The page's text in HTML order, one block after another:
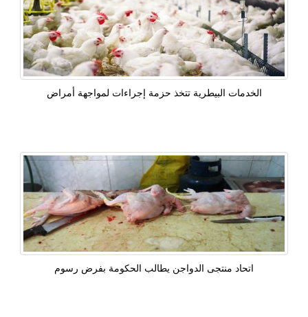
الخدمات البيطرية تتخذ حزمة إجراءات لمواجهة أمراض
اتحاد منتجى الدواجن يطالب الحكومة بفرض رسوم